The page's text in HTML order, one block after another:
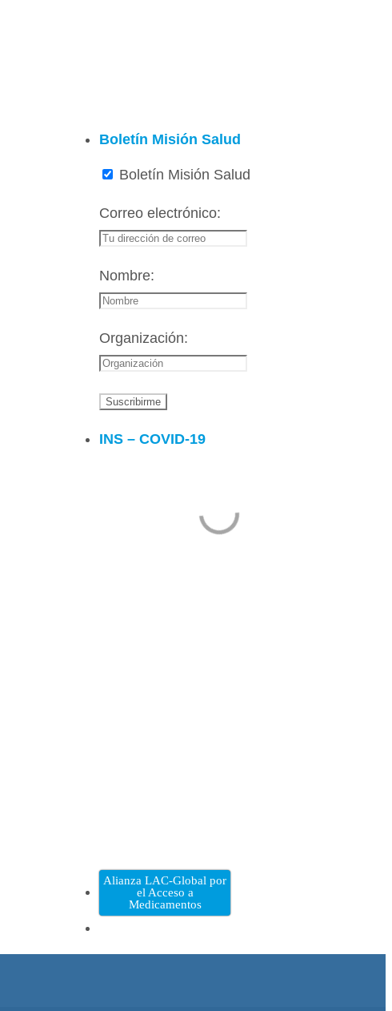
Boletín Misión Salud
Boletín Misión Salud
Correo electrónico:
Nombre:
Organización:
INS – COVID-19
Alianza LAC-Global por
el Acceso a
Medicamentos